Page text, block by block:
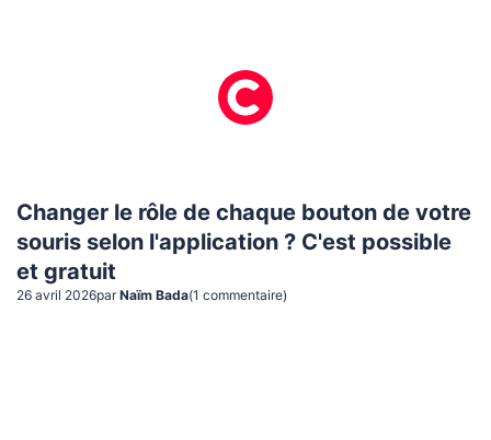
Changer le rôle de chaque bouton de votre
souris selon l'application ? C'est possible
et gratuit
26 avril 2026par Naïm Bada(1 commentaire)